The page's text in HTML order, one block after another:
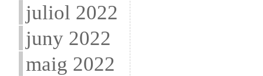
juliol 2022
juny 2022
maig 2022